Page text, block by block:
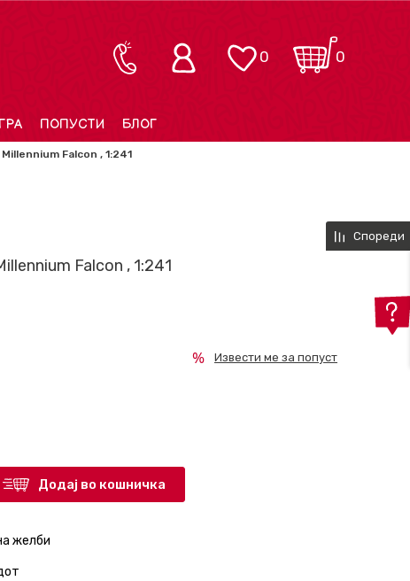
0
0
ПОПУСТИ БЛОГ
Falcon , 1:241
Falcon , 1:241
Извести ме за попуст
Додај во кошничка
желби
Спореди